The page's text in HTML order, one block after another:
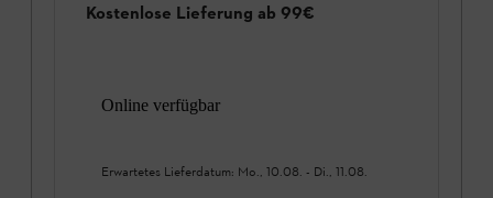
Kostenlose Lieferung ab 99€
Online verfügbar
Erwartetes Lieferdatum: Mo., 10.08. - Di., 11.08.